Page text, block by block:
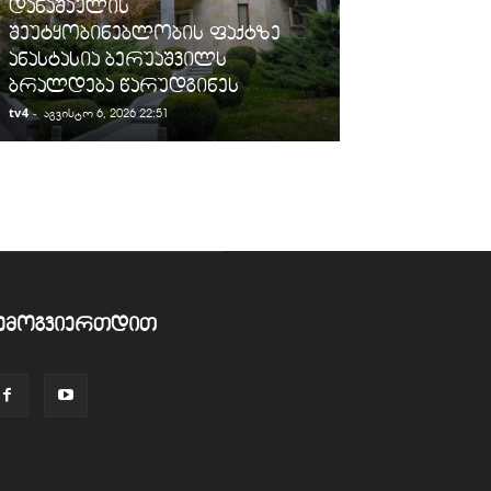
დანაშაულის
შეუტყობინებლობის ფაქტზე
ანასტასია ბერუაშვილს
ბრალდება წარუდგინეს
tv4 - აგვისტო 6, 2026 22:51